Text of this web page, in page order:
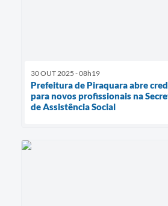
30 OUT 2025 - 08h19
Prefeitura de Piraquara abre
para novos profissionais na
de Assistência Social